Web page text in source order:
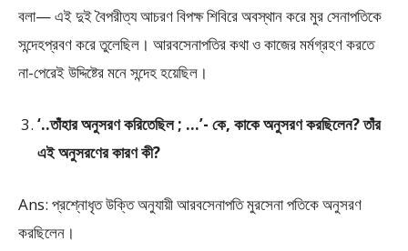
বলা— এই দুই বৈপরীত্য আচরণ বিপক্ষ শিবিরে অবস্থান করে মুর সেনাপতিকে
সন্দেহপ্রবণ করে তুলেছিল। আরবসেনাপতির কথা ও কাজের মর্মগ্রহণ করতে
না-পেরেই উদ্দিষ্টের মনে সন্দেহ হয়েছিল।
‘..তাঁহার অনুসরণ করিতেছিল ; …’- কে, কাকে অনুসরণ করছিলেন? তাঁর
এই অনুসরণের কারণ কী?
Ans: প্রশ্নোধৃত উক্তি অনুযায়ী আরবসেনাপতি মুরসেনা পতিকে অনুসরণ
করছিলেন।